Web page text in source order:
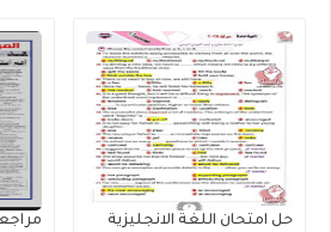
حل امتحان اللغة الانجليزية